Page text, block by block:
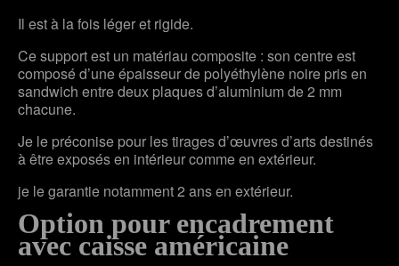
Il est à la fois léger et rigide.
Ce support est un matériau composite : son centre est
composé d’une épaisseur de polyéthylène noire pris en
sandwich entre deux plaques d’aluminium de 2 mm
chacune.
Je le préconise pour les tirages d’œuvres d’arts destinés
à être exposés en intérieur comme en extérieur.
je le garantie notamment 2 ans en extérieur.
Option pour encadrement
avec caisse américaine